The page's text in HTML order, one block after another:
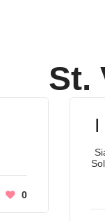
St.
0
I